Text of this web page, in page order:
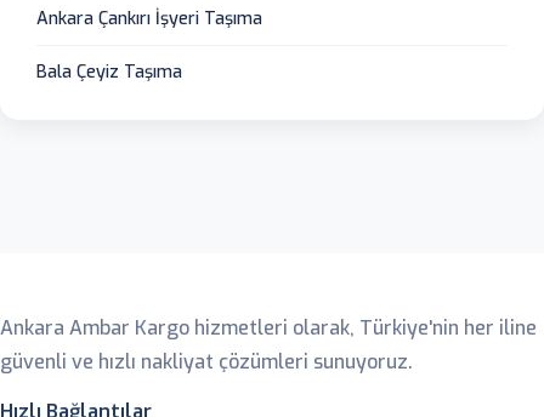
Ankara Çankırı İşyeri Taşıma
Bala Çeyiz Taşıma
Ankara Ambar Kargo hizmetleri olarak, Türkiye'nin her iline
güvenli ve hızlı nakliyat çözümleri sunuyoruz.
Hızlı Bağlantılar